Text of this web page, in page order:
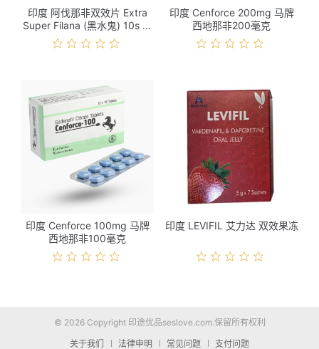
印度 阿伐那非双效片 Extra
Super Filana (黑水鬼) 10s 价
格
印度 Cenforce 200mg 马牌
西地那非200毫克
印度 Cenforce 100mg 马牌
西地那非100毫克
印度 LEVIFIL 艾力达 双效果冻
© 2026 Copyright 印途优品seslove.com.保留所有权利
关于我们
法律申明 常见问题 支付问题